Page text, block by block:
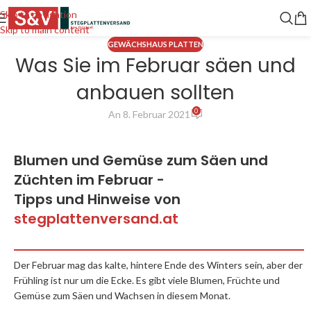
Skip to navigation
Skip to main content
GEWÄCHSHAUS PLATTEN
Was Sie im Februar säen und
anbauen sollten
An 8. Februar 2021 0
Blumen und Gemüse zum Säen und
Züchten im Februar -
Tipps und Hinweise von
stegplattenversand.at
Der Februar mag das kalte, hintere Ende des Winters sein, aber der
Frühling ist nur um die Ecke. Es gibt viele Blumen, Früchte und
Gemüse zum Säen und Wachsen in diesem Monat.